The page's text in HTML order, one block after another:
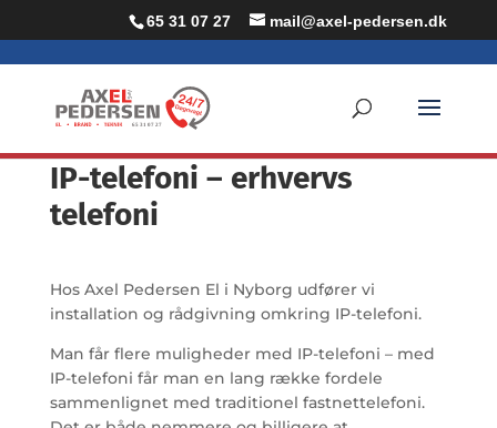
65 31 07 27 mail@axel-pedersen.dk
IP-telefoni – erhvervs
telefoni
Hos Axel Pedersen El i Nyborg udfører vi
installation og rådgivning omkring IP-telefoni.
Man får flere muligheder med IP-telefoni – med
IP-telefoni får man en lang række fordele
sammenlignet med traditionel fastnettelefoni.